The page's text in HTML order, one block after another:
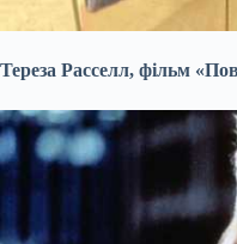
Тереза Расселл, фільм